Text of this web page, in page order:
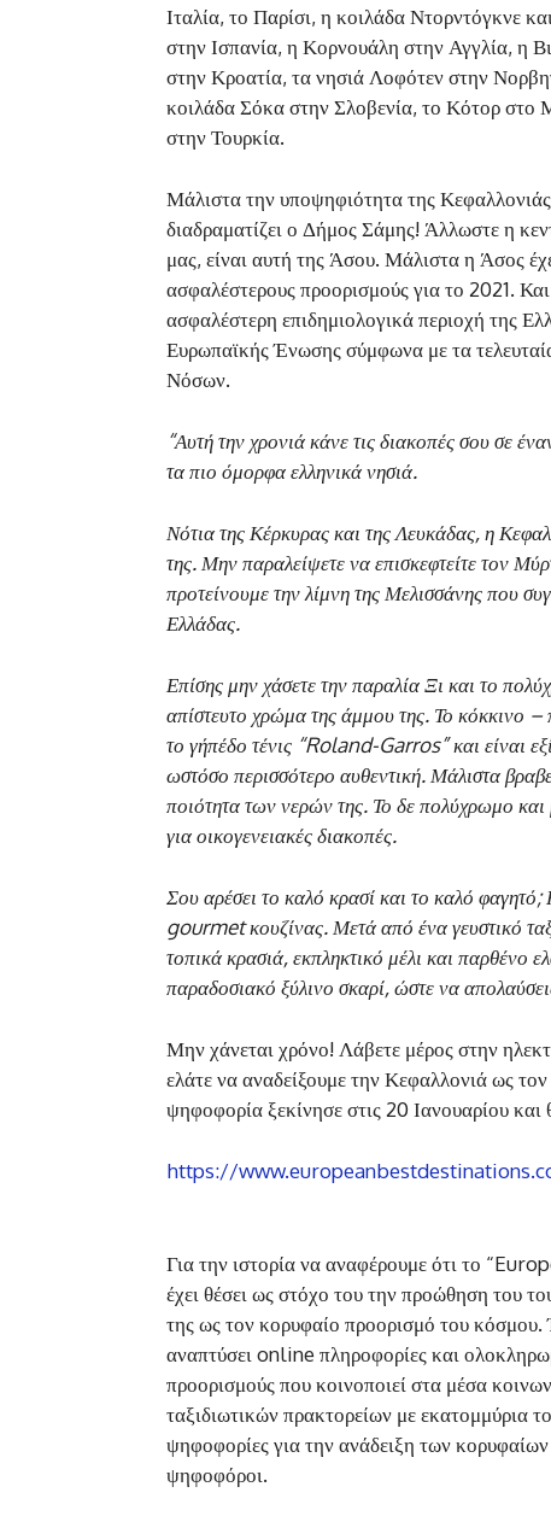
Ιταλία, το Παρίσι, η κοιλάδα Ντορντόγκνε
στην Ισπανία, η Κορνουάλη στην Αγγλία, η
στην Κροατία, τα νησιά Λοφότεν στην
κοιλάδα Σόκα στην Σλοβενία, το Κότορ στο
στην Τουρκία.
Μάλιστα την υποψηφιότητα της
διαδραματίζει ο Δήμος Σάμης! Άλλωστε η
μας, είναι αυτή της Άσου. Μάλιστα η Άσος
ασφαλέστερους προορισμούς για το 2021.
ασφαλέστερη επιδημιολογικά περιοχή της
Ευρωπαϊκής Ένωσης σύμφωνα με τα
Νόσων.
“Αυτή την χρονιά κάνε τις διακοπές σου σε
τα πιο όμορφα ελληνικά νησιά.
Νότια της Κέρκυρας και της Λευκάδας, η
της. Μην παραλείψετε να επισκεφτείτε τον
προτείνουμε την λίμνη της Μελισσάνης που
Ελλάδας.
Επίσης μην χάσετε την παραλία Ξι και το
απίστευτο χρώμα της άμμου της. Το κόκκινο
το γήπέδο τένις “Roland-Garros” και είναι
ωστόσο περισσότερο αυθεντική. Μάλιστα
ποιότητα των νερών της. Το δε πολύχρωμο
για οικογενειακές διακοπές.
Σου αρέσει το καλό κρασί και το καλό φαγητό;
gourmet κουζίνας. Μετά από ένα γευστικό
τοπικά κρασιά, εκπληκτικό μέλι και παρθένο
παραδοσιακό ξύλινο σκαρί, ώστε να
Μην χάνεται χρόνο! Λάβετε μέρος στην
ελάτε να αναδείξουμε την Κεφαλλονιά ως
ψηφοφορία ξεκίνησε στις 20 Ιανουαρίου
https://
Για την ιστορία να αναφέρουμε ότι το
έχει θέσει ως στόχο του την προώθηση του
της ως τον κορυφαίο προορισμό του κόσμου.
αναπτύσει online πληροφορίες και
προορισμούς που κοινοποιεί στα μέσα
ταξιδιωτικών πρακτορείων με εκατομμύρια
ψηφοφορίες για την ανάδειξη των κορυφαίων
ψηφοφόροι.